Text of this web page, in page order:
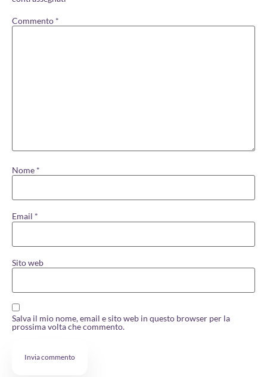
Commento *
Nome *
Email *
Sito web
Salva il mio nome, email e sito web in questo browser per la
prossima volta che commento.